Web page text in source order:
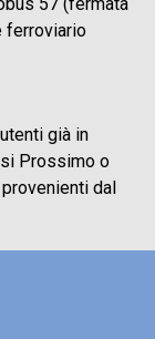
ferroviario
già in
Prossimo o
dal